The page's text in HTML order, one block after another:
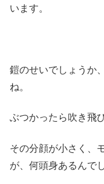
います。
鎧のせいでしょうか
ね。
ぶつかったら吹き飛
その分顔が小さく、
が、何頭身あるんで